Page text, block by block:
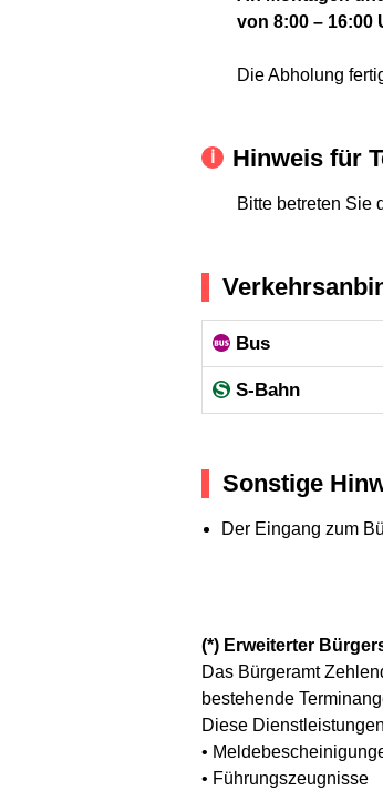
von 8:00 – 16:00
Die Abholung
Hinweis für
Bitte betreten Sie
Bus
S-Bahn
Sonstige
Der Eingang zum
(*) Erweiterter
Das Bürgeramt
bestehende
Diese
•
• Führungszeugnisse